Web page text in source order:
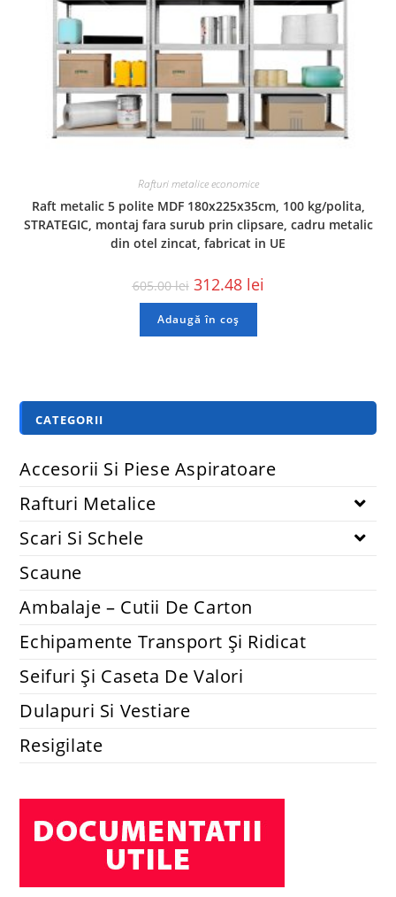
Rafturi metalice economice
Raft metalic 5 polite MDF 180x225x35cm, 100 kg/polita,
STRATEGIC, montaj fara surub prin clipsare, cadru metalic
din otel zincat, fabricat in UE
605.00lei 312.48 lei
Adaugă în coș
CATEGORII
Accesorii Si Piese Aspiratoare
Rafturi Metalice
Scari Si Schele
Scaune
Ambalaje – Cutii De Carton
Echipamente Transport Și Ridicat
Seifuri Și Caseta De Valori
Dulapuri Si Vestiare
Resigilate